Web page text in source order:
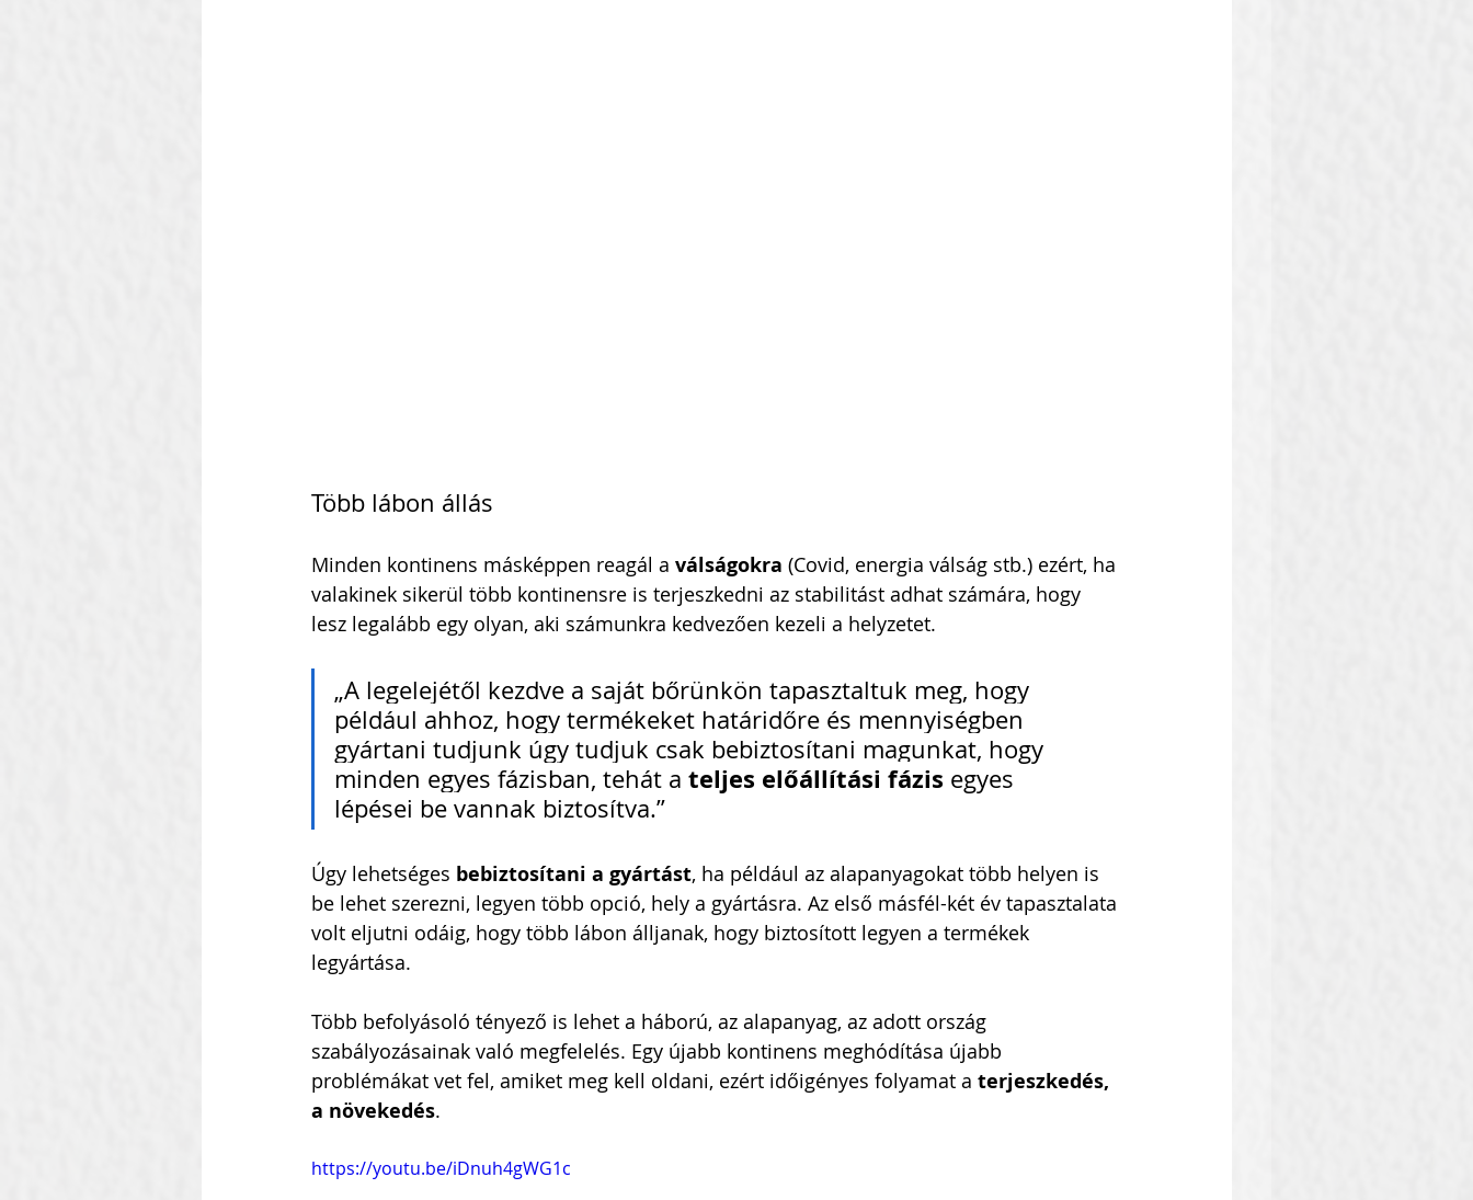
Több lábon állás
Minden kontinens másképpen reagál a válságokra (Covid, energia válság stb.) ezért, ha
valakinek sikerül több kontinensre is terjeszkedni az stabilitást adhat számára, hogy
lesz legalább egy olyan, aki számunkra kedvezően kezeli a helyzetet.
„A legelejétől kezdve a saját bőrünkön tapasztaltuk meg, hogy
például ahhoz, hogy termékeket határidőre és mennyiségben
gyártani tudjunk úgy tudjuk csak bebiztosítani magunkat, hogy
minden egyes fázisban, tehát a teljes előállítási fázis egyes
lépései be vannak biztosítva.”
Úgy lehetséges bebiztosítani a gyártást, ha például az alapanyagokat több helyen is
be lehet szerezni, legyen több opció, hely a gyártásra. Az első másfél-két év tapasztalata
volt eljutni odáig, hogy több lábon álljanak, hogy biztosított legyen a termékek
legyártása.
Több befolyásoló tényező is lehet a háború, az alapanyag, az adott ország
szabályozásainak való megfelelés. Egy újabb kontinens meghódítása újabb
problémákat vet fel, amiket meg kell oldani, ezért időigényes folyamat a terjeszkedés,
a növekedés.
https://youtu.be/iDnuh4gWG1c